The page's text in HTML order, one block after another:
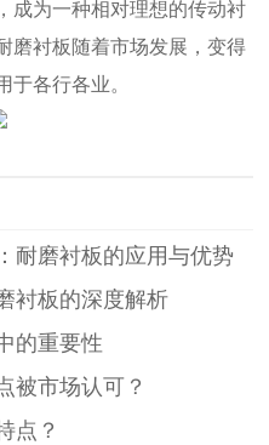
成为一种相对理想的传动衬
磨衬板随着市场发展，变得
于各行各业。
耐磨衬板的应用与优势
衬板的深度解析
的重要性
被市场认可？
点？